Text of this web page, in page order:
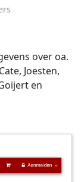
over oa.
Joesten,
en